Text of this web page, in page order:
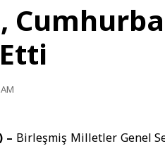
– Birleşmiş Milletler Genel